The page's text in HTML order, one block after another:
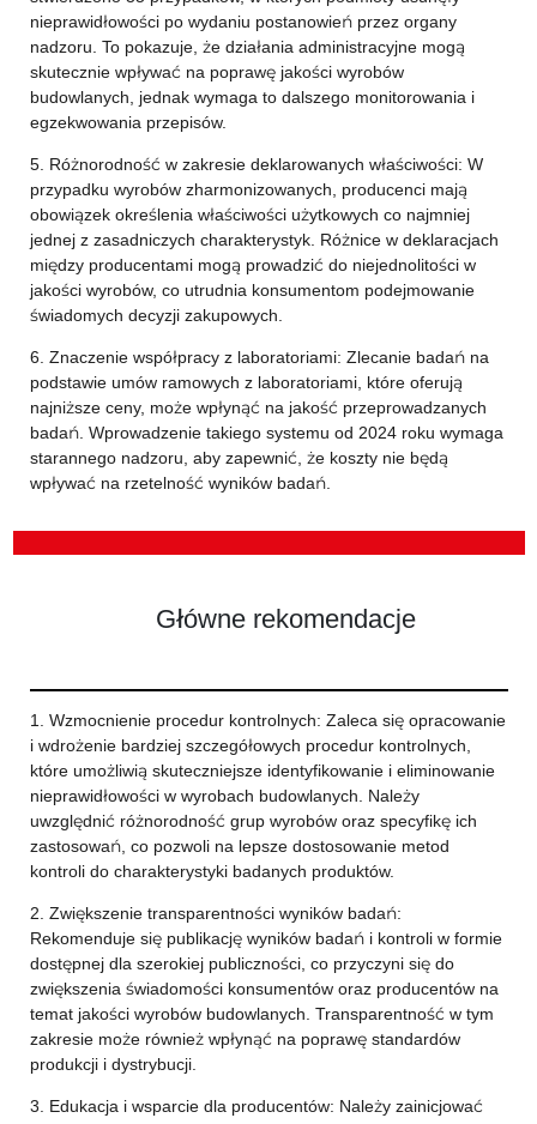
nieprawidłowości po wydaniu postanowień przez organy
nadzoru. To pokazuje, że działania administracyjne mogą
skutecznie wpływać na poprawę jakości wyrobów
budowlanych, jednak wymaga to dalszego monitorowania i
egzekwowania przepisów.
5. Różnorodność w zakresie deklarowanych właściwości: W
przypadku wyrobów zharmonizowanych, producenci mają
obowiązek określenia właściwości użytkowych co najmniej
jednej z zasadniczych charakterystyk. Różnice w deklaracjach
między producentami mogą prowadzić do niejednolitości w
jakości wyrobów, co utrudnia konsumentom podejmowanie
świadomych decyzji zakupowych.
6. Znaczenie współpracy z laboratoriami: Zlecanie badań na
podstawie umów ramowych z laboratoriami, które oferują
najniższe ceny, może wpłynąć na jakość przeprowadzanych
badań. Wprowadzenie takiego systemu od 2024 roku wymaga
starannego nadzoru, aby zapewnić, że koszty nie będą
wpływać na rzetelność wyników badań.
Główne rekomendacje
1. Wzmocnienie procedur kontrolnych: Zaleca się opracowanie
i wdrożenie bardziej szczegółowych procedur kontrolnych,
które umożliwią skuteczniejsze identyfikowanie i eliminowanie
nieprawidłowości w wyrobach budowlanych. Należy
uwzględnić różnorodność grup wyrobów oraz specyfikę ich
zastosowań, co pozwoli na lepsze dostosowanie metod
kontroli do charakterystyki badanych produktów.
2. Zwiększenie transparentności wyników badań:
Rekomenduje się publikację wyników badań i kontroli w formie
dostępnej dla szerokiej publiczności, co przyczyni się do
zwiększenia świadomości konsumentów oraz producentów na
temat jakości wyrobów budowlanych. Transparentność w tym
zakresie może również wpłynąć na poprawę standardów
produkcji i dystrybucji.
3. Edukacja i wsparcie dla producentów: Należy zainicjować